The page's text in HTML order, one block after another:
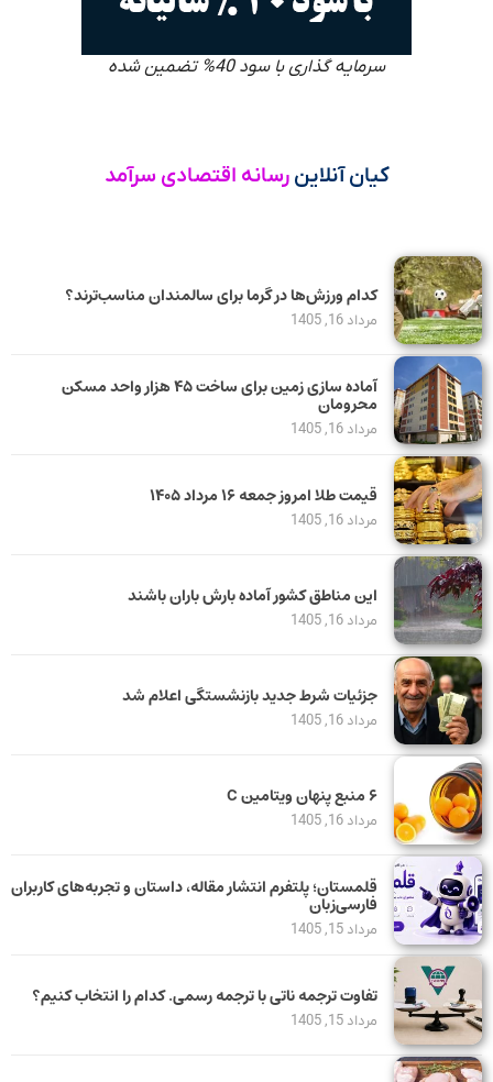
سرمایه گذاری با سود 40% تضمین شده
کیان آنلاین رسانه اقتصادی سرآمد
کدام ورزش‌ها در گرما برای سالمندان مناسب‌ترند؟
مرداد 16, 1405
آماده سازی زمین برای ساخت ۴۵ هزار واحد مسکن
محرومان
مرداد 16, 1405
قیمت طلا امروز جمعه ۱۶ مرداد ۱۴۰۵
مرداد 16, 1405
این مناطق کشور آماده بارش باران باشند
مرداد 16, 1405
جزئیات شرط جدید بازنشستگی اعلام شد
مرداد 16, 1405
۶ منبع پنهان ویتامین C
مرداد 16, 1405
قلمستان؛ پلتفرم انتشار مقاله، داستان و تجربه‌های کاربران
فارسی‌زبان
مرداد 15, 1405
تفاوت ترجمه ناتی با ترجمه رسمی. کدام را انتخاب کنیم؟
مرداد 15, 1405